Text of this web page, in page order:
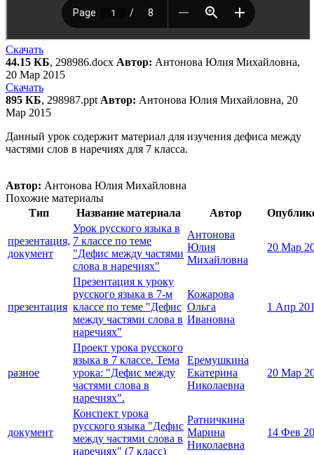
Скачать
44.15 КБ, 298986.docx Автор: Антонова Юлия Михайловна,
20 Мар 2015
Скачать
895 КБ, 298987.ppt Автор: Антонова Юлия Михайловна, 20
Мар 2015
Данный урок содержит материал для изучения дефиса между
частями слов в наречиях для 7 класса.
Автор: Антонова Юлия Михайловна
Похожие материалы
Тип
Название материала Автор
презентация,
документ
Урок русского языка в
7 классе по теме
"Дефис между частями
слова в наречиях"
Антонова
Юлия
Михайловна
20 Мар
презентация
Презентация к уроку
русского языка в 7-м
классе по теме "Дефис
между частями слова в
наречиях"
Кожарова
Ольга
Ивановна
1 Апр
разное
Проект урока русского
языка в 7 классе. Тема
урока: "Дефис между
частями слова в
наречиях".
Еремушкина
Екатерина
Николаевна
20 Мар
документ
Конспект урока
русского языка "Дефис
между частями слова в
наречиях" (7 класс)
Ратничкина
Марина
Николаевна
14 Фев